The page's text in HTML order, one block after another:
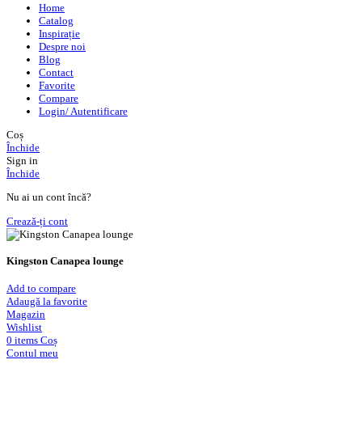
Home
Catalog
Inspirație
Despre noi
Blog
Contact
Favorite
Compare
Login/ Autentificare
Coș
Închide
Sign in
Închide
Nu ai un cont încă?
Crează-ți cont
Kingston Canapea lounge
Add to compare
Adaugă la favorite
Magazin
Wishlist
0 items Coș
Contul meu